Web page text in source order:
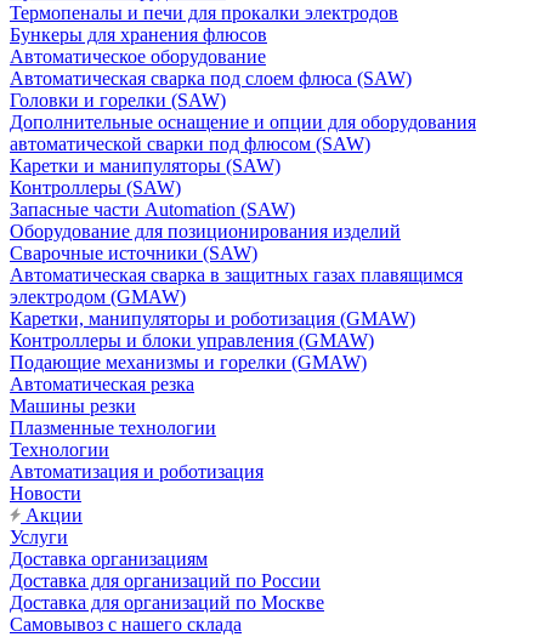
Термопеналы и печи для прокалки электродов
Бункеры для хранения флюсов
Автоматическое оборудование
Автоматическая сварка под слоем флюса (SAW)
Головки и горелки (SAW)
Дополнительные оснащение и опции для оборудования
автоматической сварки под флюсом (SAW)
Каретки и манипуляторы (SAW)
Контроллеры (SAW)
Запасные части Automation (SAW)
Оборудование для позиционирования изделий
Сварочные источники (SAW)
Автоматическая сварка в защитных газах плавящимся
электродом (GMAW)
Каретки, манипуляторы и роботизация (GMAW)
Контроллеры и блоки управления (GMAW)
Подающие механизмы и горелки (GMAW)
Автоматическая резка
Машины резки
Плазменные технологии
Технологии
Автоматизация и роботизация
Новости
Акции
Услуги
Доставка организациям
Доставка для организаций по России
Доставка для организаций по Москве
Самовывоз с нашего склада